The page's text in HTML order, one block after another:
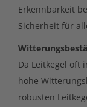
Erkennbarkeit
Sicherheit für
Da Leitkegel oft
hohe
robusten